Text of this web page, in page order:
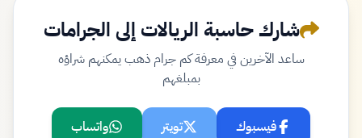
شارك حاسبة الريالات إلى الجرامات
ساعد الآخرين في معرفة كم جرام ذهب يمكنهم شراؤه
بمبلغهم
فيسبوك تويتر
واتساب